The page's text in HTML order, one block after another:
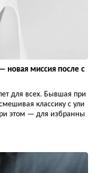
новая миссия после с
для всех. Бывшая при
классику с ули
этом — для избранны